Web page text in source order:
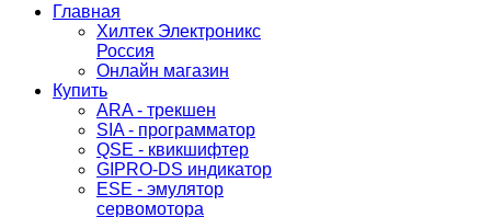
Главная
Хилтек Электроникс
Россия
Онлайн магазин
Купить
ARA - трекшен
SIA - программатор
QSE - квикшифтер
GIPRO-DS индикатор
ESE - эмулятор
сервомотора